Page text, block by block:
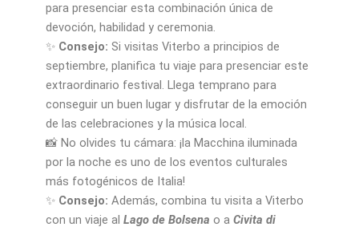
para presenciar esta combinación única de
devoción, habilidad y ceremonia.
✨ Consejo: Si visitas Viterbo a principios de
septiembre, planifica tu viaje para presenciar este
extraordinario festival. Llega temprano para
conseguir un buen lugar y disfrutar de la emoción
de las celebraciones y la música local.
📸 No olvides tu cámara: ¡la Macchina iluminada
por la noche es uno de los eventos culturales
más fotogénicos de Italia!
✨ Consejo: Además, combina tu visita a Viterbo
con un viaje alLago de Bolsena o aCivita di